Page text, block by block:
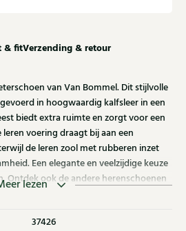
& fitVerzending & retour
van Van Bommel. Dit stijlvolle
in hoogwaardig kalfsleer in een
biedt extra ruimte en zorgt voor een
voering draagt bij aan een
de leren zool met rubberen inzet
Een elegante en veelzijdige keuze
Ontdek ook de andere herenschoenen
lezen
37426